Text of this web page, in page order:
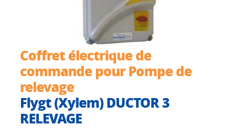
Coffret électrique de
commande pour Pompe de
relevage
Flygt (Xylem) DUCTOR 3
RELEVAGE